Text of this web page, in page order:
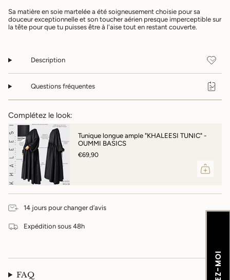
quantité
pour
{{
"multiples_of"=>"Incréments
quantity
de
{{
quantity
}}",
"maximum_of"=>"Maximum
de
quantity
Sa matière en soie martelée a été soigneusement choisie pour sa
douceur exceptionnelle et son toucher aérien presque imperceptible sur
la tête pour que tu puisses être à l'aise tout en restant couverte.
Description
Questions fréquentes
Complétez le look:
Tunique longue ample "KHALEESI TUNIC" -
OUMMI BASICS
€69,90
14 jours pour changer d’avis
Expédition sous 48h
FAQ